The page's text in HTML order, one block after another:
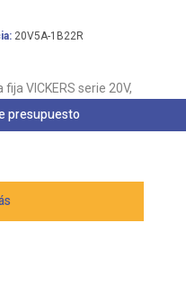
20V5A-1B22R
VICKERS serie 20V,
presupuesto